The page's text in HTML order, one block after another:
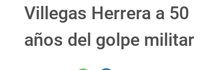
Villegas Herrera a 50
años del golpe militar